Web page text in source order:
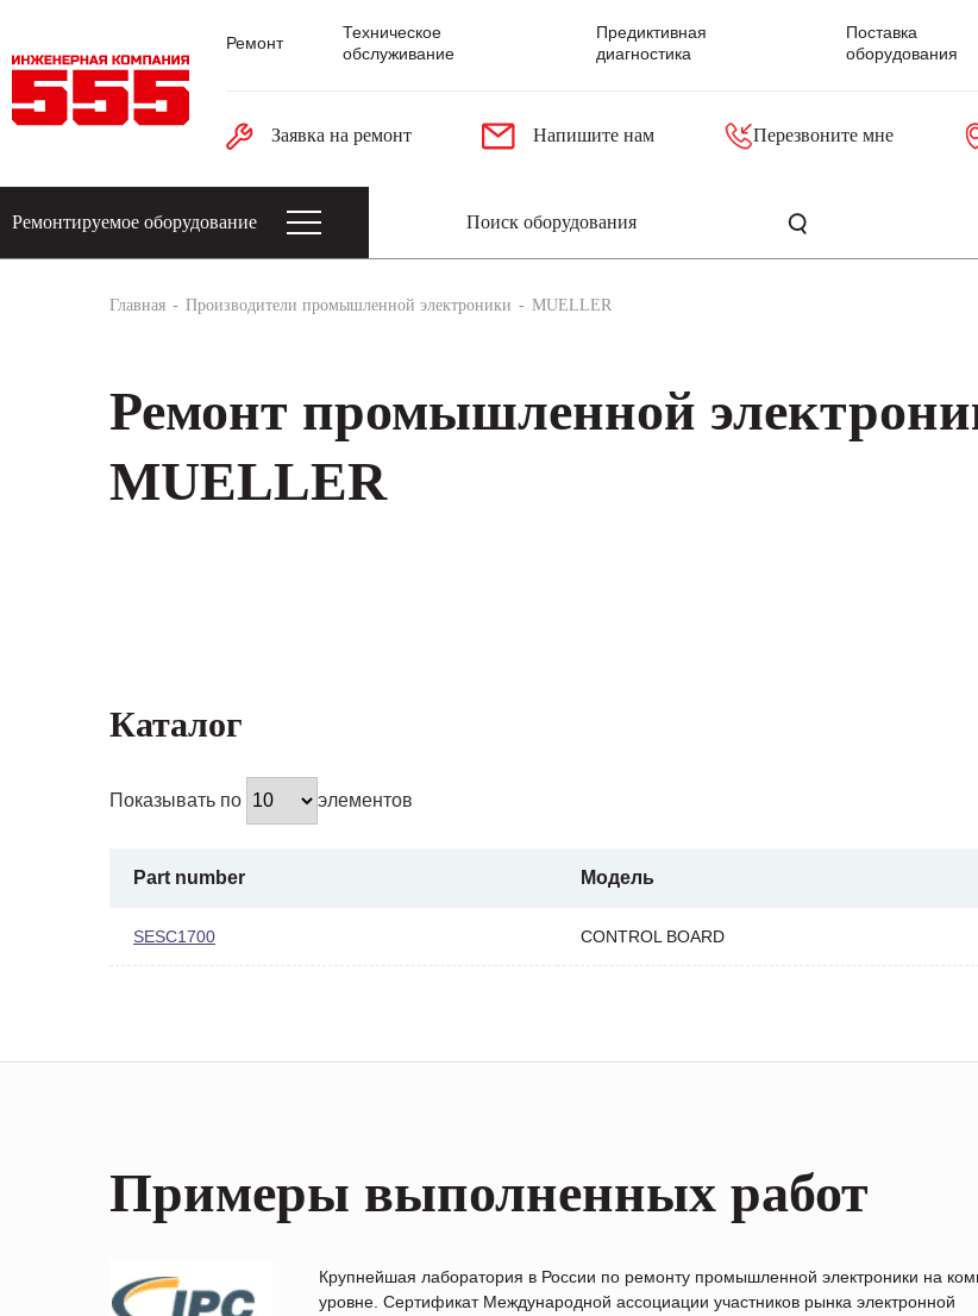
Ремонт
Техническое
обслуживание
Предиктивная
диагностика
Поставка
оборудования
Заявка на ремонт Напишите нам Перезвоните мне
Ремонтируемое оборудование
Главная Производители промышленной электроники MUELLER
Ремонт промышленной
MUELLER
Каталог
Показывать по элементов
Part number Модель
SESC1700 CONTROL BOARD
Примеры выполненных работ
Крупнейшая лаборатория в России по ремонту промышленной электроники на
уровне. Сертификат Международной ассоциации участников рынка электронной